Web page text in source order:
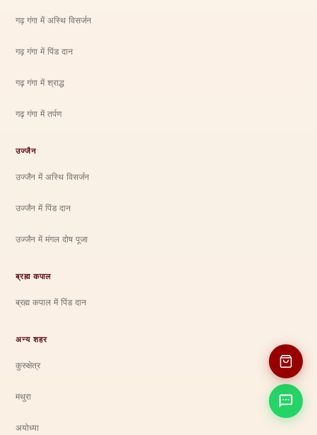
गढ़ गंगा में अस्थि विसर्जन
गढ़ गंगा में पिंड दान
गढ़ गंगा में श्राद्ध
गढ़ गंगा में तर्पण
उज्जैन
उज्जैन में अस्थि विसर्जन
उज्जैन में पिंड दान
उज्जैन में मंगल दोष पूजा
ब्रह्म कपाल
ब्रह्म कपाल में पिंड दान
अन्य शहर
कुरुक्षेत्र
मथुरा
अयोध्या